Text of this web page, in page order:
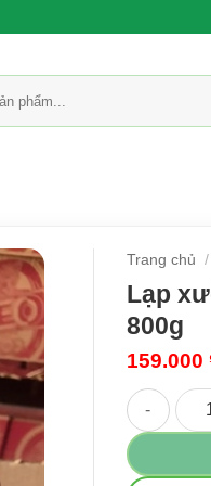
Trang chủ /
Lạp
800g
159.000
Lạp xưởng